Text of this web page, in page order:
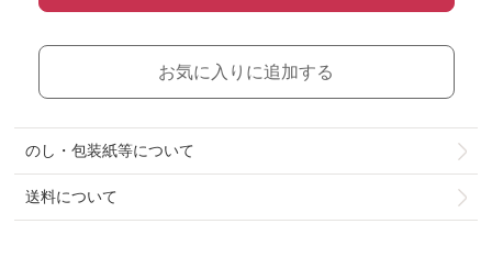
お気に入りに追加する
のし・包装紙等について
送料について